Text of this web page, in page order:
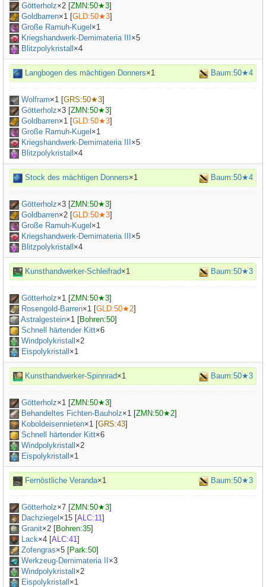
Götterholz×2 [ZMN:50★3]
Goldbarren×1 [GLD:50★3]
Große Ramuh-Kugel ×1
Kriegshandwerk-Demimateria III ×5
Blitzpolykristall ×4
Langbogen des mächtigen Donners×1 Baum:50★4
Wolfram×1 [GRS:50★3]
Götterholz×3 [ZMN:50★3]
Goldbarren×1 [GLD:50★3]
Große Ramuh-Kugel ×1
Kriegshandwerk-Demimateria III ×5
Blitzpolykristall ×4
Stock des mächtigen Donners×1 Baum:50★4
Götterholz×3 [ZMN:50★3]
Goldbarren×2 [GLD:50★3]
Große Ramuh-Kugel ×1
Kriegshandwerk-Demimateria III ×5
Blitzpolykristall ×4
Kunsthandwerker-Schleifrad×1 Baum:50★3
Götterholz×1 [ZMN:50★3]
Rosengold-Barren×1 [GLD:50★2]
Astralgestein×1 [Bohren:50]
Schnell härtender Kitt×6
Windpolykristall ×2
Eispolykristall ×1
Kunsthandwerker-Spinnrad×1 Baum:50★3
Götterholz×1 [ZMN:50★3]
Behandeltes Fichten-Bauholz×1 [ZMN:50★2]
Koboldeisennieten×1 [GRS:43]
Schnell härtender Kitt×6
Windpolykristall ×2
Eispolykristall ×1
Fernöstliche Veranda×1 Baum:50★3
Götterholz×7 [ZMN:50★3]
Dachziegel ×15 [ALC:11]
Granit×2 [Bohren:35]
Lack×4 [ALC:41]
Zofengras×5 [Park:50]
Werkzeug-Demimateria II ×3
Windpolykristall ×2
Eispolykristall ×1